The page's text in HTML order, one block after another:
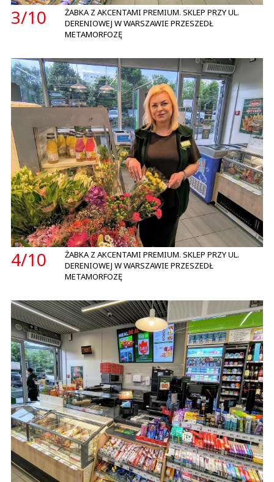
3/10
ŻABKA Z AKCENTAMI PREMIUM. SKLEP PRZY UL.
DERENIOWEJ W WARSZAWIE PRZESZEDŁ
METAMORFOZĘ
4/10
ŻABKA Z AKCENTAMI PREMIUM. SKLEP PRZY UL.
DERENIOWEJ W WARSZAWIE PRZESZEDŁ
METAMORFOZĘ